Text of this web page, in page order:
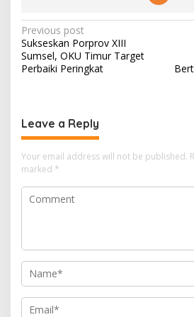
Post
navigation
Previous post
Sukseskan Porprov XIII
Sumsel, OKU Timur Target
Perbaiki Peringkat
Leave a Reply
Your email address will not be published.
marked *